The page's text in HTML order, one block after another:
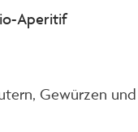
Aperitif
Gewürzen